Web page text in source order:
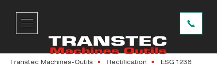
Transtec Machines-Outils Rectification
ESG 1236